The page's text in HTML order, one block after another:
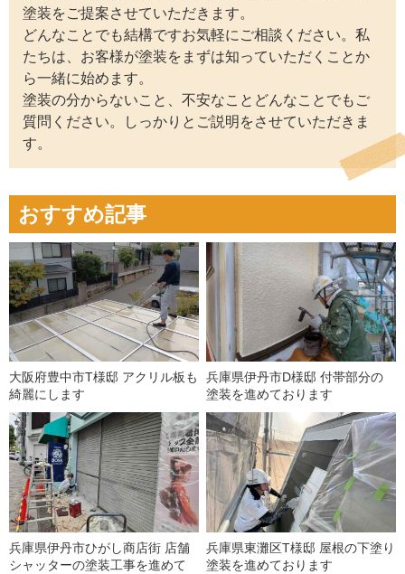
塗装をご提案させていただきます。
どんなことでも結構ですお気軽にご相談ください。私
たちは、お客様が塗装をまずは知っていただくことか
ら一緒に始めます。
塗装の分からないこと、不安なことどんなことでもご
質問ください。しっかりとご説明をさせていただきま
す。
おすすめ記事
大阪府豊中市T様邸 アクリル板も
綺麗にします
兵庫県伊丹市D様邸 付帯部分の
塗装を進めております
兵庫県伊丹市ひがし商店街 店舗
シャッターの塗装工事を進めて
兵庫県東灘区T様邸 屋根の下塗り
塗装を進めております